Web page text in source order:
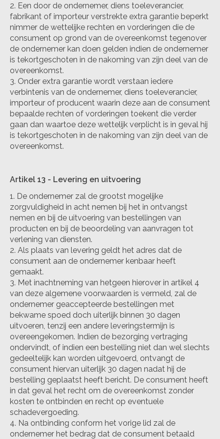
Een door de ondernemer, diens toeleverancier,
fabrikant of importeur verstrekte extra garantie beperkt
nimmer de wettelijke rechten en vorderingen die de
consument op grond van de overeenkomst tegenover
de ondernemer kan doen gelden indien de ondernemer
is tekortgeschoten in de nakoming van zijn deel van de
overeenkomst.
Onder extra garantie wordt verstaan iedere
verbintenis van de ondernemer, diens toeleverancier,
importeur of producent waarin deze aan de consument
bepaalde rechten of vorderingen toekent die verder
gaan dan waartoe deze wettelijk verplicht is in geval hij
is tekortgeschoten in de nakoming van zijn deel van de
overeenkomst.
Artikel 13 - Levering en uitvoering
De ondernemer zal de grootst mogelijke
zorgvuldigheid in acht nemen bij het in ontvangst
nemen en bij de uitvoering van bestellingen van
producten en bij de beoordeling van aanvragen tot
verlening van diensten.
Als plaats van levering geldt het adres dat de
consument aan de ondernemer kenbaar heeft
gemaakt.
Met inachtneming van hetgeen hierover in artikel 4
van deze algemene voorwaarden is vermeld, zal de
ondernemer geaccepteerde bestellingen met
bekwame spoed doch uiterlijk binnen 30 dagen
uitvoeren, tenzij een andere leveringstermijn is
overeengekomen. Indien de bezorging vertraging
ondervindt, of indien een bestelling niet dan wel slechts
gedeeltelijk kan worden uitgevoerd, ontvangt de
consument hiervan uiterlijk 30 dagen nadat hij de
bestelling geplaatst heeft bericht. De consument heeft
in dat geval het recht om de overeenkomst zonder
kosten te ontbinden en recht op eventuele
schadevergoeding.
Na ontbinding conform het vorige lid zal de
ondernemer het bedrag dat de consument betaald